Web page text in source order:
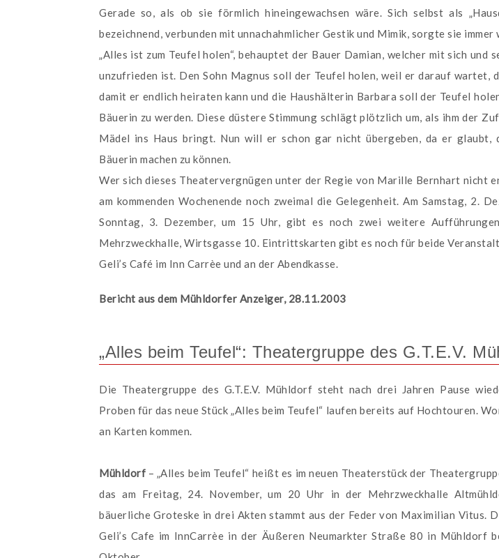
Gerade so, als ob sie förmlich hineingewachsen wäre. Sich selbst als
bezeichnend, verbunden mit unnachahmlicher Gestik und Mimik, sorgte sie
„Alles ist zum Teufel holen“, behauptet der Bauer Damian, welcher mit sich und
unzufrieden ist. Den Sohn Magnus soll der Teufel holen, weil er darauf wartet,
damit er endlich heiraten kann und die Haushälterin Barbara soll der Teufel
Bäuerin zu werden. Diese düstere Stimmung schlägt plötzlich um, als ihm der
Mädel ins Haus bringt. Nun will er schon gar nicht übergeben, da er glaubt,
Bäuerin machen zu können.
Wer sich dieses Theatervergnügen unter der Regie von Marille Bernhart nicht
am kommenden Wochenende noch zweimal die Gelegenheit. Am Samstag, 2.
Sonntag, 3. Dezember, um 15 Uhr, gibt es noch zwei weitere
Mehrzweckhalle, Wirtsgasse 10. Eintrittskarten gibt es noch für beide
Geli’s Café im Inn Carrèe und an der Abendkasse.
Bericht aus dem Mühldorfer Anzeiger, 28.11.2003
„Alles beim Teufel“: Theatergruppe des G.T.E.V.
Die Theatergruppe des G.T.E.V. Mühldorf steht nach drei Jahren Pause
Proben für das neue Stück „Alles beim Teufel“ laufen bereits auf Hochtouren.
an Karten kommen.
Mühldorf – „Alles beim Teufel“ heißt es im neuen Theaterstück der
das am Freitag, 24. November, um 20 Uhr in der Mehrzweckhalle
bäuerliche Groteske in drei Akten stammt aus der Feder von Maximilian Vitus.
Geli’s Cafe im InnCarrèe in der Äußeren Neumarkter Straße 80 in Mühldorf